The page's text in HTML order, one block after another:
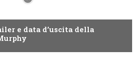
e data d’uscita della